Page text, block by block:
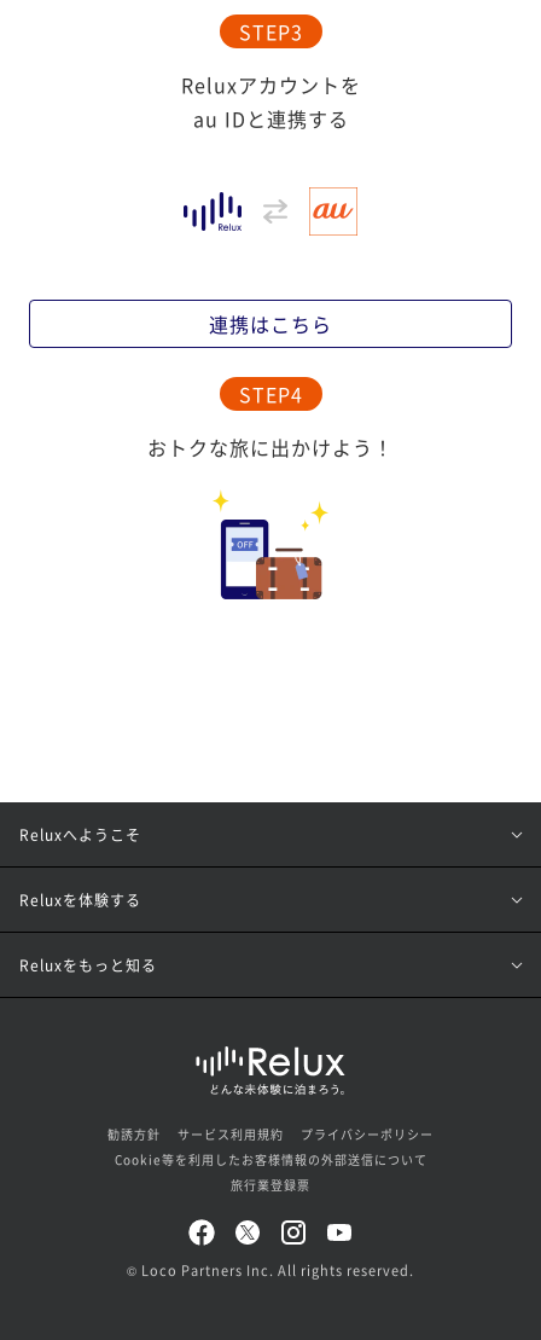
STEP3
Reluxアカウントを
au IDと連携する
連携はこちら
STEP4
おトクな旅に出かけよう！
Reluxへようこそ
Reluxを体験する
Reluxをもっと知る
勧誘方針 サービス利用規約
プライバシーポリシー
Cookie等を利用したお客様情報の外部送信について
旅行業登録票
© Loco Partners Inc. All rights reserved.